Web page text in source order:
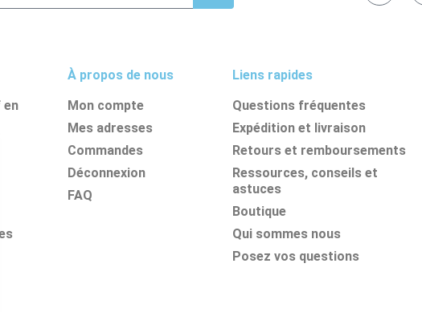
en
À propos de nous
Mon compte
Mes adresses
Commandes
Déconnexion
FAQ
Liens rapides
Questions fréquentes
Expédition et livraison
Retours et remboursements
Ressources, conseils et
astuces
Boutique
Qui sommes nous
Posez vos questions